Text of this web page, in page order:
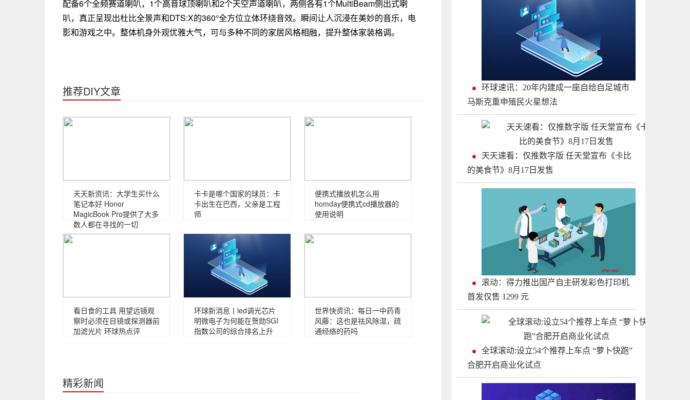
配备6个全频赛道喇叭，1个高音球顶喇叭和2个天空声道喇叭，两侧各有1个MultiBeam侧出式喇
叭，真正呈现出杜比全景声和DTS:X的360°全方位立体环绕音效。瞬间让人沉浸在美妙的音乐，电
影和游戏之中。整体机身外观优雅大气，可与多种不同的家居风格相融，提升整体家装格调。
推荐DIY文章
天天新资讯：大学生买什么
笔记本好 Honor
MagicBook Pro提供了大多
数人都在寻找的一切
卡卡是哪个国家的球员：卡
卡出生在巴西，父亲是工程
师
便携式播放机怎么用
homday便携式cd播放器的
使用说明
看日食的工具 用望远镜观
察时必须在目镜或探测器前
加滤光片 环球热点评
环球新消息丨led调光芯片
明微电子为何能在贺勋SGI
指数公司的综合排名上升
世界快资讯：每日一中药青
风藤：这也是祛风除湿，疏
通经络的药吗
精彩新闻
环球速讯：20年内建成一座自给自足城市
马斯克重申殖民火星想法
天天速看：仅推数字版 任天堂宣布《卡比
的美食节》8月17日发售
滚动：得力推出国产自主研发彩色打印机
首发仅售 1299 元
全球滚动:设立54个推荐上车点 “萝卜快跑”
合肥开启商业化试点